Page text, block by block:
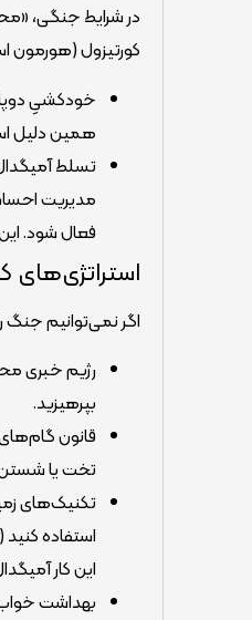
کورتیزول
خودکشیِ
همین دلیل
مدیریت
فعال شود.
استراتژی‌های
اگر نمی‌توانیم جنگ
بپرهیزید.
تخت یا شستن
این کار
بهداشت خواب